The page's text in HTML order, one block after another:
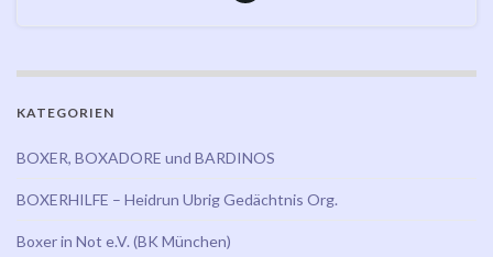
KATEGORIEN
BOXER, BOXADORE und BARDINOS
BOXERHILFE – Heidrun Ubrig Gedächtnis Org.
Boxer in Not e.V. (BK München)